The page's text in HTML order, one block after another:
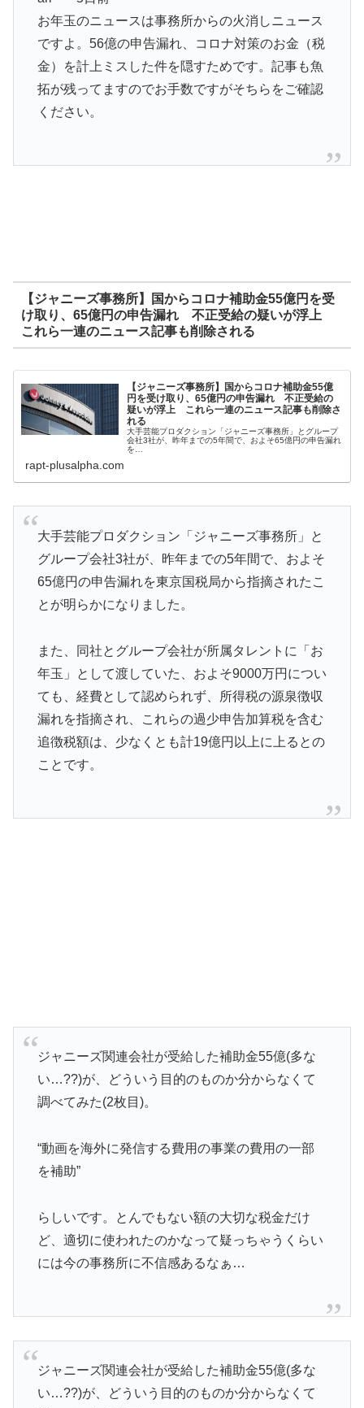
お年玉のニュースは事務所からの火消しニュース
ですよ。56億の申告漏れ、コロナ対策のお金（税
金）を計上ミスした件を隠すためです。記事も魚
拓が残ってますのでお手数ですがそちらをご確認
ください。
【ジャニーズ事務所】国からコロナ補助金55億円を受
け取り、65億円の申告漏れ 不正受給の疑いが浮上
これら一連のニュース記事も削除される
【ジャニーズ事務所】国からコロナ補助金55億
円を受け取り、65億円の申告漏れ 不正受給の
疑いが浮上 これら一連のニュース記事も削除さ
れる
大手芸能プロダクション「ジャニーズ事務所」とグループ
会社3社が、昨年までの5年間で、およそ65億円の申告漏れ
を…
rapt-plusalpha.com
大手芸能プロダクション「ジャニーズ事務所」と
グループ会社3社が、昨年までの5年間で、およそ
65億円の申告漏れを東京国税局から指摘されたこ
とが明らかになりました。
また、同社とグループ会社が所属タレントに「お
年玉」として渡していた、およそ9000万円につい
ても、経費として認められず、所得税の源泉徴収
漏れを指摘され、これらの過少申告加算税を含む
追徴税額は、少なくとも計19億円以上に上るとの
ことです。
ジャニーズ関連会社が受給した補助金55億(多な
い…??)が、どういう目的のものか分からなくて
調べてみた(2枚目)。
“動画を海外に発信する費用の事業の費用の一部
を補助”
らしいです。とんでもない額の大切な税金だけ
ど、適切に使われたのかなって疑っちゃうくらい
には今の事務所に不信感あるなぁ…
ジャニーズ関連会社が受給した補助金55億(多な
い…??)が、どういう目的のものか分からなくて